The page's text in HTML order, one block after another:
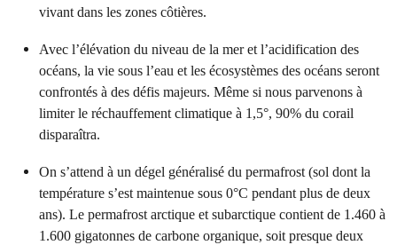
vivant dans les zones côtières.
Avec l’élévation du niveau de la mer et l’acidification des
océans, la vie sous l’eau et les écosystèmes des océans seront
confrontés à des défis majeurs. Même si nous parvenons à
limiter le réchauffement climatique à 1,5°, 90% du corail
disparaîtra.
On s’attend à un dégel généralisé du permafrost (sol dont la
température s’est maintenue sous 0°C pendant plus de deux
ans). Le permafrost arctique et subarctique contient de 1.460 à
1.600 gigatonnes de carbone organique, soit presque deux